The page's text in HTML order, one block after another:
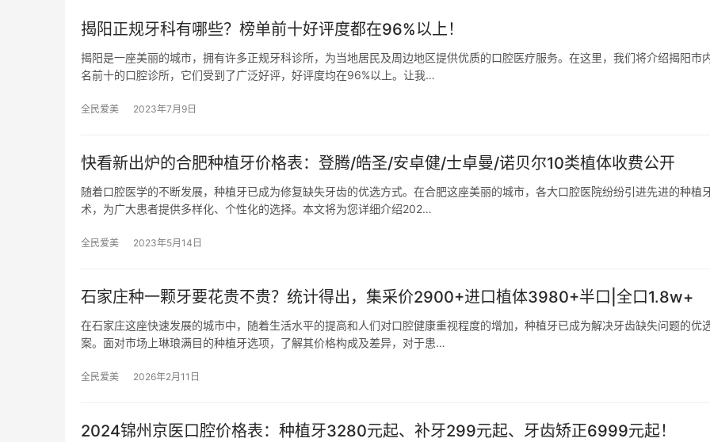
揭阳正规牙科有哪些？榜单前十好评度都在96%以上！
揭阳是一座美丽的城市，拥有许多正规牙科诊所，为当地居民及周边地区提供优质的口腔医疗服务。在这里，我们将介绍揭阳市
名前十的口腔诊所，它们受到了广泛好评，好评度均在96%以上。让我…
全民爱美 2023年7月9日
快看新出炉的合肥种植牙价格表：登腾/皓圣/安卓健/士卓曼/诺贝尔10类植体收费公开
随着口腔医学的不断发展，种植牙已成为修复缺失牙齿的优选方式。在合肥这座美丽的城市，各大口腔医院纷纷引进先进的种植
术，为广大患者提供多样化、个性化的选择。本文将为您详细介绍202…
全民爱美 2023年5月14日
石家庄种一颗牙要花贵不贵？统计得出，集采价2900+进口植体3980+半口|全口1.8w+
在石家庄这座快速发展的城市中，随着生活水平的提高和人们对口腔健康重视程度的增加，种植牙已成为解决牙齿缺失问题的优
案。面对市场上琳琅满目的种植牙选项，了解其价格构成及差异，对于患…
全民爱美 2026年2月11日
2024锦州京医口腔价格表：种植牙3280元起、补牙299元起、牙齿矫正6999元起！